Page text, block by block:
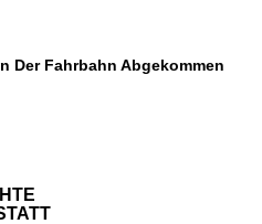
Der Fahrbahn Abgekommen